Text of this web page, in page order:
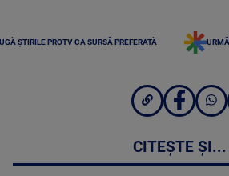
ȘTIRILE PROTV CA SURSĂ PREFERATĂ
CITEȘTE ȘI...